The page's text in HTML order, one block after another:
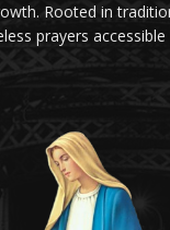
Rooted in
prayers